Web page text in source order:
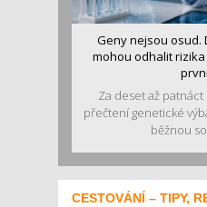
Geny nejsou osud.
mohou odhalit
Za deset až
přečtení genetické
běžnou
CESTOVÁNÍ – TIPY,